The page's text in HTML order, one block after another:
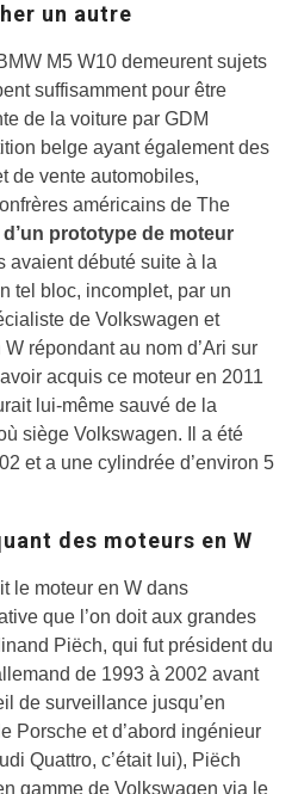
un autre
M5 W10 demeurent sujets
suffisamment pour être
de la voiture par GDM
belge ayant également des
de vente automobiles,
américains de The
prototype de moteur
avaient débuté suite à la
tel bloc, incomplet, par un
de Volkswagen et
répondant au nom d’Ari sur
acquis ce moteur en 2011
lui-même sauvé de la
siège Volkswagen. Il a été
et a une cylindrée d’environ 5
des moteurs en W
le moteur en W dans
que l’on doit aux grandes
Piëch, qui fut président du
de 1993 à 2002 avant
de surveillance jusqu’en
Porsche et d’abord ingénieur
Quattro, c’était lui), Piëch
gamme de Volkswagen via le